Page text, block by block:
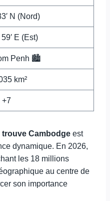
N (Nord)
59′ E (Est)
Penh 🏙️
km²
+7
Cambodge est
dynamique. En 2026,
les 18 millions
au centre de
son importance